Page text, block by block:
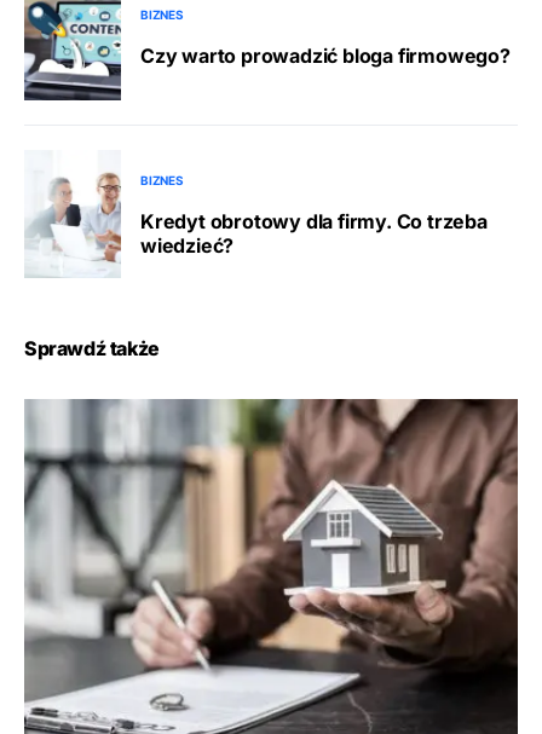
BIZNES
Czy warto prowadzić bloga firmowego?
BIZNES
Kredyt obrotowy dla firmy. Co trzeba
wiedzieć?
Sprawdź także